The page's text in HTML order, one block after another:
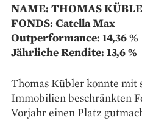
NAME: THOMAS
FONDS: Catella Max
Outperformance: 14,36 %
Jährliche Rendite: 13,6 %
Thomas Kübler konnte mit
Immobilien beschränkten
Vorjahr einen Platz